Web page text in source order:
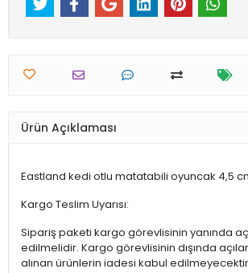
Ürün Açıklaması
Eastland kedi otlu matatabili oyuncak 4,5
Kargo Teslim Uyarısı:
Sipariş paketi kargo görevlisinin yanında
edilmelidir. Kargo görevlisinin dışında
alınan ürünlerin iadesi kabul